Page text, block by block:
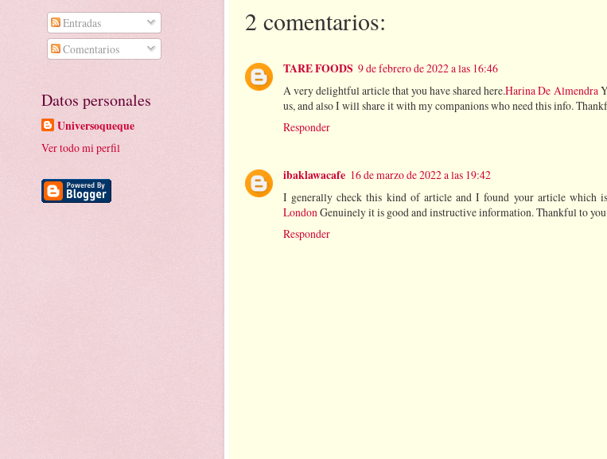
2 comentarios:
TARE FOODS 9 de febrero de 2022 a las 16:46
A very delightful article that you have shared here.Harina De Almendra
us, and also I will share it with my companions who need this info.
Responder
ibaklawacafe 16 de marzo de 2022 a las 19:42
I generally check this kind of article and I found your article which
LondonGenuinely it is good and instructive information. Thankful to
Responder
Entradas
Comentarios
Datos personales
Universoqueque
Ver todo mi perfil